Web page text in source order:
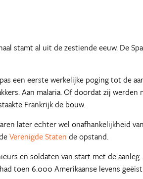
stamt al uit de zestiende eeuw. De
een eerste werkelijke poging tot de
Aan malaria. Of doordat zij werden
Frankrijk de bouw.
later echter wel onafhankelijkheid van
Verenigde Staten de opstand.
en soldaten van start met de aanleg.
toen 6.000 Amerikaanse levens